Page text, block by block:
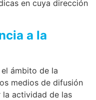
en cuya dirección
a la
ámbito de la
medios de difusión
actividad de las